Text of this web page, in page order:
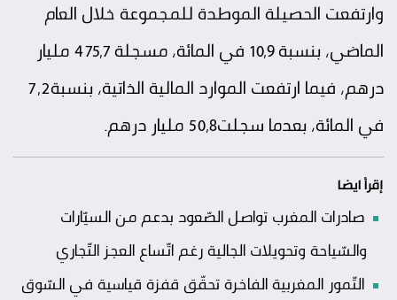
وارتفعت الحصيلة الموطدة للمجموعة خلال العام
الماضي، بنسبة 10,9 في المائة، مسجلة 475,7 مليار
درهم، فيما ارتفعت الموارد المالية الذاتية، بنسبة7,2
في المائة، بعدما سجلت50,8 مليار درهم.
إقرأ ايضا
صادرات المغرب تواصل الصّعود بدعم من السيّارات
والسّياحة وتحويلات الجالية رغم اتّساع العجز التّجاري
التّمور المغربية الفاخرة تحقّق قفزة قياسية في السّوق